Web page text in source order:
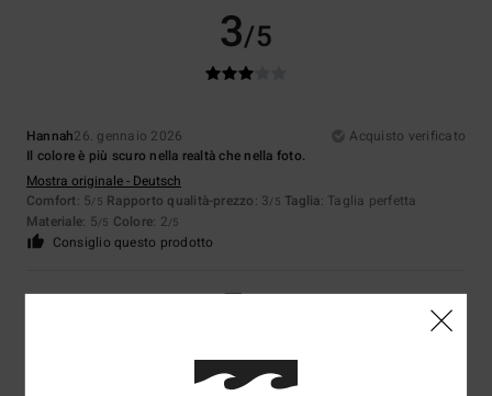
3/5
Hannah26. gennaio 2026
Acquisto verificato
Il colore è più scuro nella realtà che nella foto.
Mostra originale - Deutsch
Comfort: 5/5 Rapporto qualità-prezzo: 3/5 Taglia: Taglia perfetta
Materiale: 5/5 Colore: 2/5
Consiglio questo prodotto
5